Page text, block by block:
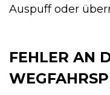
Auspuff oder
FEHLER AN